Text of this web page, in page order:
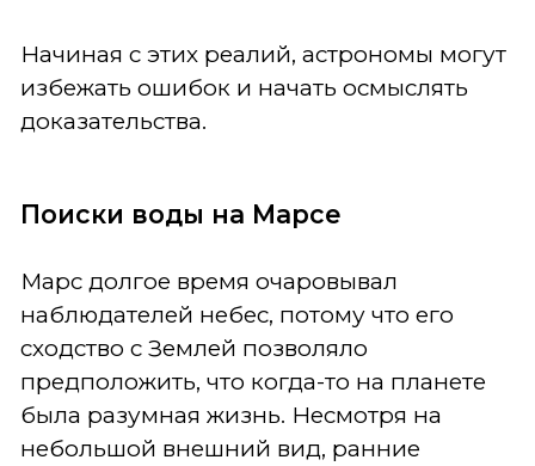
Начиная с этих реалий, астрономы могут
избежать ошибок и начать осмыслять
доказательства.
Поиски воды на Марсе
Марс долгое время очаровывал
наблюдателей небес, потому что его
сходство с Землей позволяло
предположить, что когда-то на планете
была разумная жизнь. Несмотря на
небольшой внешний вид, ранние